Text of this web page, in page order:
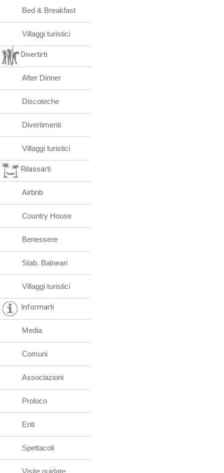
Bed & Breakfast
Villaggi turistici
Divertirti
After Dinner
Discoteche
Divertimenti
Villaggi turistici
Rilassarti
Airbnb
Country House
Benessere
Stab. Balneari
Villaggi turistici
Informarti
Media
Comuni
Associazioni
Proloco
Enti
Spettacoli
Visite guidate